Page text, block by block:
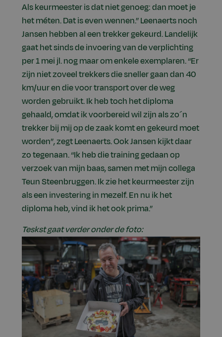
Als keurmeester is dat niet genoeg: dan moet je
het méten. Dat is even wennen.” Leenaerts noch
Jansen hebben al een trekker gekeurd. Landelijk
gaat het sinds de invoering van de verplichting
per 1 mei jl. nog maar om enkele exemplaren. “Er
zijn niet zoveel trekkers die sneller gaan dan 40
km/uur en die voor transport over de weg
worden gebruikt. Ik heb toch het diploma
gehaald, omdat ik voorbereid wil zijn als zo´n
trekker bij mij op de zaak komt en gekeurd moet
worden”, zegt Leenaerts. Ook Jansen kijkt daar
zo tegenaan. “Ik heb die training gedaan op
verzoek van mijn baas, samen met mijn collega
Teun Steenbruggen. Ik zie het keurmeester zijn
als een investering in mezelf. En nu ik het
diploma heb, vind ik het ook prima.”
Teskst gaat verder onder de foto: